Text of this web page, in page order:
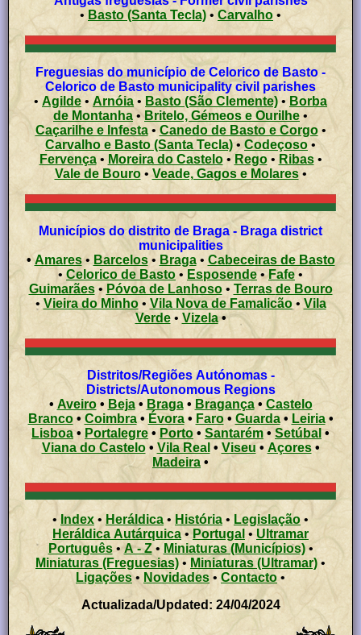
•
Basto (Santa Tecla) • Carvalho •
Freguesias do município de Celorico de Basto -
Celorico de Basto municipality civil parishes
• Agilde • Arnóia• Basto (São Clemente) • Borba
de Montanha •Britelo, Gémeos e Ourilhe •
Caçarilhe e Infesta• Canedo de Basto e Corgo•
Carvalho e Basto (Santa Tecla)• Codeçoso •
Fervença• Moreira do Castelo •Rego• Ribas•
Vale de Bouro•Veade, Gagos e Molares•
Municípios do distrito de Braga - Braga district
municipalities
• Amares• Barcelos• Braga• Cabeceiras de Basto
•
Celorico de Basto • Esposende•Fafe•
Guimarães• Póvoa de Lanhoso•
Terras de Bouro
• Vieira do Minho• Vila Nova de Famalicão• Vila
Verde• Vizela•
Distritos/Regiões Autónomas -
Districts/Autonomous Regions
• Aveiro• Beja• Braga• Bragança• Castelo
Branco• Coimbra• Évora• Faro• Guarda• Leiria•
Lisboa•Portalegre • Porto • Santarém • Setúbal•
Viana do Castelo• Vila Real • Viseu• Açores •
Madeira •
• Index • Heráldica • História • Legislação •
Heráldica Autárquica•Portugal • Ultramar
Português•A - Z• Miniaturas (Municípios)•
Miniaturas (Freguesias) • Miniaturas (Ultramar)•
Ligações• Novidades • Contacto•
Actualizada/Updated: 24/04/2024